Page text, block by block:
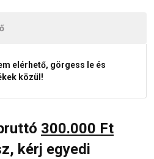
elérhető, görgess le és
közül!
300.000 Ft
kérj egyedi